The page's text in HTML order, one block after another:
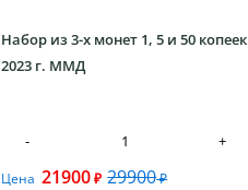
Набор из 3-х монет 1, 5 и 50 копеек
2023 г. ММД
- +
Цена 21900₽ 29900₽